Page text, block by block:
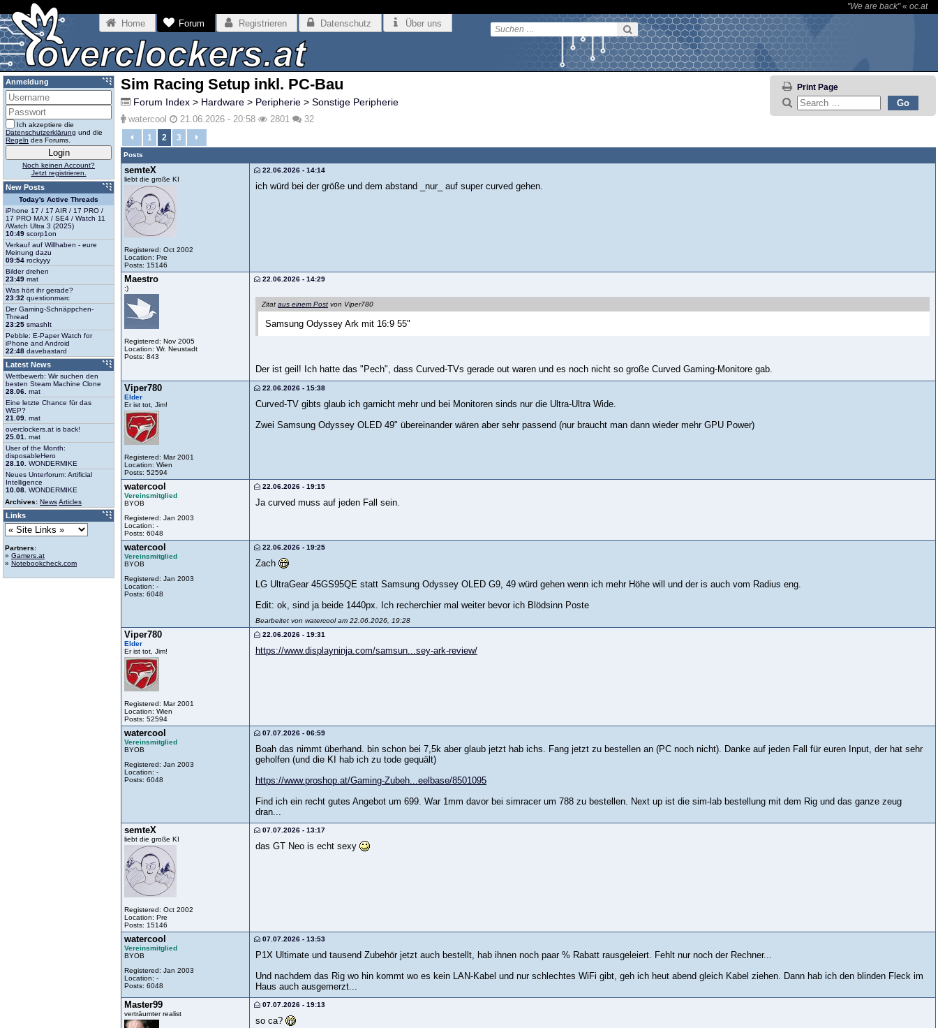
"We are back"« oc.at
Home Forum Registrieren Datenschutz Über uns
Sim Racing Setup inkl. PC-Bau Print Page
Forum Index > Hardware > Peripherie > Sonstige Peripherie
watercool 21.06.2026 - 20:58 2801 32
1 2 3
Posts
semteX
liebt die große KI
Registered: Oct 2002
Location: Pre
Posts: 15146
22.06.2026 - 14:14
ich würd bei der größe und dem abstand _nur_ auf super curved gehen.
Maestro
:)
Registered: Nov 2005
Location: Wr. Neustadt
Posts: 843
22.06.2026 - 14:29
Zitat aus einem Post von Viper780
Samsung Odyssey Ark mit 16:9 55"
Der ist geil! Ich hatte das "Pech", dass Curved-TVs gerade out waren und es noch nicht so große Curved Gaming-Monitore gab.
Viper780
Elder
Er ist tot, Jim!
Registered: Mar 2001
Location: Wien
Posts: 52594
22.06.2026 - 15:38
Curved-TV gibts glaub ich garnicht mehr und bei Monitoren sinds nur die Ultra-Ultra Wide.
Zwei Samsung Odyssey OLED 49" übereinander wären aber sehr passend (nur braucht man dann wieder mehr GPU Power)
watercool
Vereinsmitglied
BYOB
Registered: Jan 2003
Location: -
Posts: 6048
22.06.2026 - 19:15
Ja curved muss auf jeden Fall sein.
watercool
Vereinsmitglied
BYOB
Registered: Jan 2003
Location: -
Posts: 6048
22.06.2026 - 19:25
Zach
LG UltraGear 45GS95QE statt Samsung Odyssey OLED G9, 49 würd gehen wenn ich mehr Höhe will und der is auch vom Radius eng.
Edit: ok, sind ja beide 1440px. Ich recherchier mal weiter bevor ich Blödsinn Poste
Bearbeitet von watercool am 22.06.2026, 19:28
Viper780
Elder
Er ist tot, Jim!
Registered: Mar 2001
Location: Wien
Posts: 52594
22.06.2026 - 19:31
https://www.displayninja.com/samsun...sey-ark-review/
watercool
Vereinsmitglied
BYOB
Registered: Jan 2003
Location: -
Posts: 6048
07.07.2026 - 06:59
Boah das nimmt überhand. bin schon bei 7,5k aber glaub jetzt hab ichs. Fang jetzt zu bestellen an (PC noch nicht). Danke auf jeden Fall für euren Input, der hat sehr
geholfen (und die KI hab ich zu tode gequält)
https://www.proshop.at/Gaming-Zubeh...eelbase/8501095
Find ich ein recht gutes Angebot um 699. War 1mm davor bei simracer um 788 zu bestellen. Next up ist die sim-lab bestellung mit dem Rig und das ganze zeug
dran...
semteX
liebt die große KI
Registered: Oct 2002
Location: Pre
Posts: 15146
07.07.2026 - 13:17
das GT Neo is echt sexy
watercool
Vereinsmitglied
BYOB
Registered: Jan 2003
Location: -
Posts: 6048
07.07.2026 - 13:53
P1X Ultimate und tausend Zubehör jetzt auch bestellt, hab ihnen noch paar % Rabatt rausgeleiert. Fehlt nur noch der Rechner...
Und nachdem das Rig wo hin kommt wo es kein LAN-Kabel und nur schlechtes WiFi gibt, geh ich heut abend gleich Kabel ziehen. Dann hab ich den blinden Fleck im
Haus auch ausgemerzt...
Master99
verträumter realist
07.07.2026 - 19:13
so ca?
Anmeldung
Ich akzeptiere die
Datenschutzerklärung und die
Regeln des Forums.
Noch keinen Account?
Jetzt registrieren.
New Posts
Today's Active Threads
iPhone 17 / 17 AIR / 17 PRO /
17 PRO MAX / SE4 / Watch 11
/Watch Ultra 3 (2025)
10:49 scorp1on
Verkauf auf Willhaben - eure
Meinung dazu
09:54 rockyyy
Bilder drehen
23:49 mat
Was hört ihr gerade?
23:32 questionmarc
Der Gaming-Schnäppchen-
Thread
23:25 smashIt
Pebble: E-Paper Watch for
iPhone and Android
22:48 davebastard
Latest News
Wettbewerb: Wir suchen den
besten Steam Machine Clone
28.06. mat
Eine letzte Chance für das
WEP?
21.09. mat
overclockers.at is back!
25.01.
mat
User of the Month:
disposableHero
28.10. WONDERMIKE
Neues Unterforum: Artificial
Intelligence
10.08. WONDERMIKE
Archives: NewsArticles
Links
Partners:
» Gamers.at
» Notebookcheck.com